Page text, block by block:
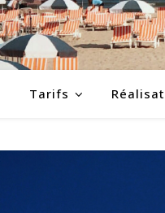
Tarifs